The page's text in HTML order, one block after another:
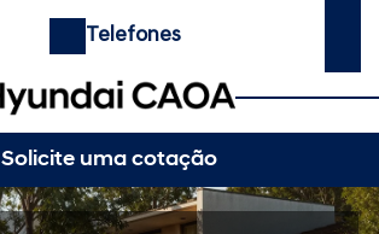
Telefones
Solicite uma cotação